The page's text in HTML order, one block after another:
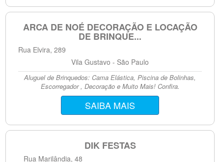
ARCA DE NOÉ DECORAÇÃO E LOCAÇÃO
DE BRINQUE...
Rua Elvira, 289
Vila Gustavo - São Paulo
Aluguel de Brinquedos: Cama Elástica, Piscina de Bolinhas,
Escorregador , Decoração e Muito Mais! Confira.
SAIBA MAIS
DIK FESTAS
Rua Marilândia, 48